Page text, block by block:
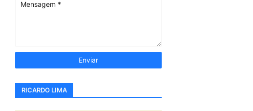
RICARDO LIMA